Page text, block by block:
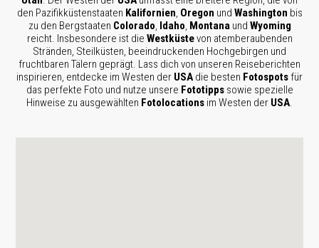
den Pazifikküstenstaaten Kalifornien, Oregon und Washington bis
zu den Bergstaaten Colorado, Idaho, Montanaund Wyoming
reicht. Insbesondere ist die Westküstevon atemberaubenden
Stränden, Steilküsten, beeindruckenden Hochgebirgen und
fruchtbaren Tälern geprägt. Lass dich von unseren Reiseberichten
inspirieren, entdecke im Westen der USA die besten Fotospots für
das perfekte Foto und nutze unsere Fototippssowie spezielle
Hinweise zu ausgewählten Fotolocations im Westen der USA.